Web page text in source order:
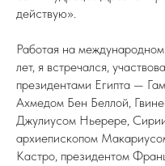
действую».
Работая на
лет, я встречался,
президентами Египта —
Ахмедом Бен Беллой,
Джулиусом Ньерере,
архиепископом
Кастро, президентом